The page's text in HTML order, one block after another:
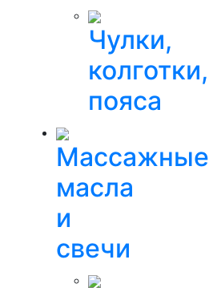
Чулки,
колготки,
пояса
Массажные
масла
и
свечи